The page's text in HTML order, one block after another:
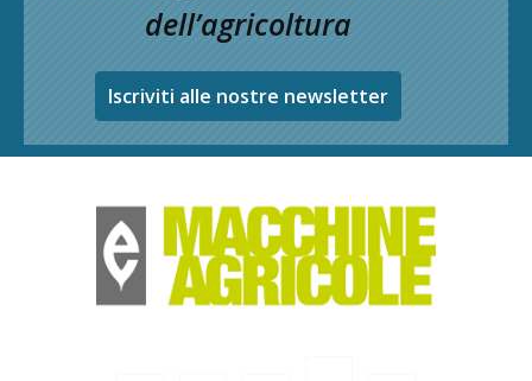
dell’agricoltura
Iscriviti alle nostre newsletter